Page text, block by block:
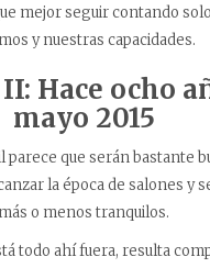
mejor seguir contando
y nuestras capacidades.
Hace ocho
mayo 2015
parece que serán bastante
la época de salones y
más o menos tranquilos.
todo ahí fuera, resulta